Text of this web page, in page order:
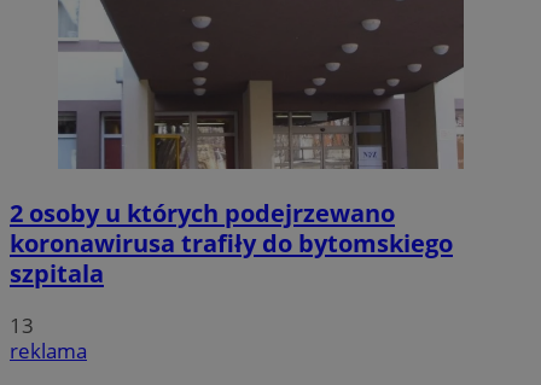
2 osoby u których podejrzewano
koronawirusa trafiły do bytomskiego
szpitala
13
reklama